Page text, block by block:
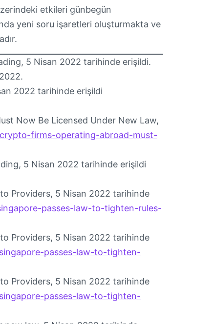
etkileri günbegün
yeni soru işaretleri oluşturmakta ve
5 Nisan 2022 tarihinde erişildi.
2022 tarihinde erişildi
Now Be Licensed Under New Law,
firms-operating-abroad-must-
5 Nisan 2022 tarihinde erişildi
Providers, 5 Nisan 2022 tarihinde
passes-law-to-tighten-rules-
Providers, 5 Nisan 2022 tarihinde
passes-law-to-tighten-
Providers, 5 Nisan 2022 tarihinde
passes-law-to-tighten-